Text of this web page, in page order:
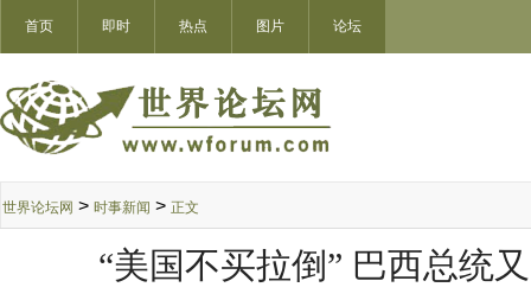
首页 即时 热点 图片 论坛
世界论坛网 > 时事新闻 > 正文
“美国不买拉倒” 巴西总统